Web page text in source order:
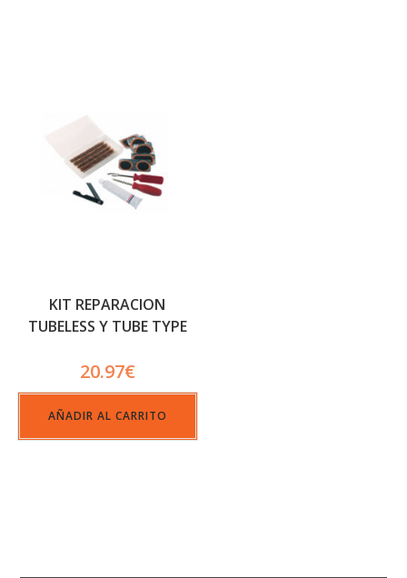
KIT REPARACION
TUBELESS Y TUBE TYPE
20.97€
AÑADIR AL CARRITO